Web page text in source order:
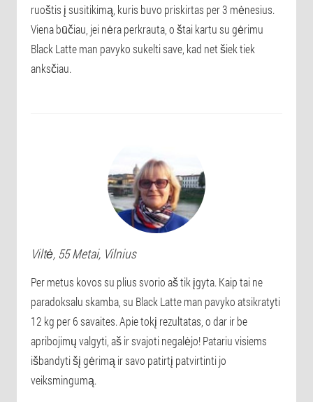
ruoštis į susitikimą, kuris buvo priskirtas per 3 mėnesius.
Viena būčiau, jei nėra perkrauta, o štai kartu su gėrimu
Black Latte man pavyko sukelti save, kad net šiek tiek
anksčiau.
Viltė, 55 Metai, Vilnius
Per metus kovos su plius svorio aš tik įgyta. Kaip tai ne
paradoksalu skamba, su Black Latte man pavyko atsikratyti
12 kg per 6 savaites. Apie tokį rezultatas, o dar ir be
apribojimų valgyti, aš ir svajoti negalėjo! Patariu visiems
išbandyti šį gėrimą ir savo patirtį patvirtinti jo
veiksmingumą.